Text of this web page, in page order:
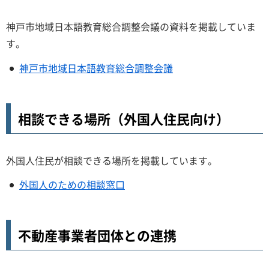
神戸市地域日本語教育総合調整会議の資料を掲載していま
す。
神戸市地域日本語教育総合調整会議
相談できる場所（外国人住民向け）
外国人住民が相談できる場所を掲載しています。
外国人のための相談窓口
不動産事業者団体との連携